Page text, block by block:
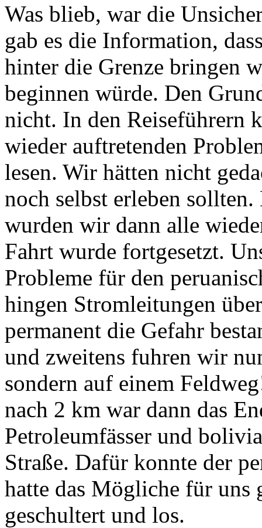
Was blieb, war die
gab es die Information,
hinter die Grenze bringen
beginnen würde. Den
nicht. In den Reiseführern
wieder auftretenden
lesen. Wir hätten nicht
noch selbst erleben sollten.
wurden wir dann alle
Fahrt wurde fortgesetzt.
Probleme für den
hingen Stromleitungen
permanent die Gefahr
und zweitens fuhren wir
sondern auf einem
nach 2 km war dann das
Petroleumfässer und
Straße. Dafür konnte der
hatte das Mögliche für uns
geschultert und los.